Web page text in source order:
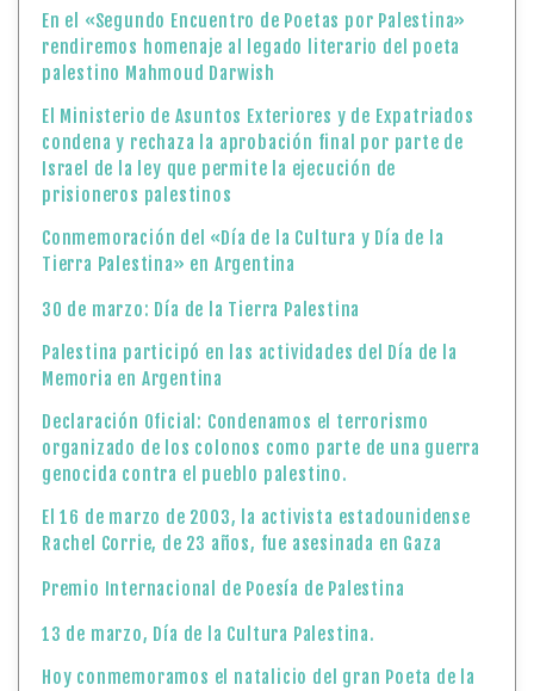
En el «Segundo Encuentro de Poetas por Palestina»
rendiremos homenaje al legado literario del poeta
palestino Mahmoud Darwish
El Ministerio de Asuntos Exteriores y de Expatriados
condena y rechaza la aprobación final por parte de
Israel de la ley que permite la ejecución de
prisioneros palestinos
Conmemoración del «Día de la Cultura y Día de la
Tierra Palestina» en Argentina
30 de marzo: Día de la Tierra Palestina
Palestina participó en las actividades del Día de la
Memoria en Argentina
Declaración Oficial: Condenamos el terrorismo
organizado de los colonos como parte de una guerra
genocida contra el pueblo palestino.
El 16 de marzo de 2003, la activista estadounidense
Rachel Corrie, de 23 años, fue asesinada en Gaza
Premio Internacional de Poesía de Palestina
13 de marzo, Día de la Cultura Palestina.
Hoy conmemoramos el natalicio del gran Poeta de la